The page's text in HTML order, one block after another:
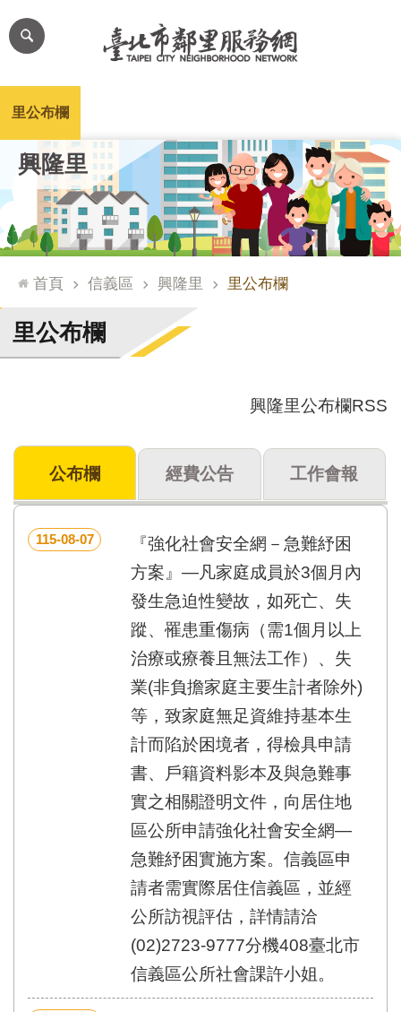
跳到主要內容區塊
尋
網
站
台
通
臺
北
市
牌
檢
系
興隆里
里公布欄
首頁 信義區 興隆里 里公布欄
里公布欄
興隆里公布欄RSS
公布欄 經費公告 工作會報
115-08-07
『強化社會安全網－急難紓困
方案』—凡家庭成員於3個月內
發生急迫性變故，如死亡、失
蹤、罹患重傷病（需1個月以上
治療或療養且無法工作）、失
業(非負擔家庭主要生計者除外)
等，致家庭無足資維持基本生
計而陷於困境者，得檢具申請
書、戶籍資料影本及與急難事
實之相關證明文件，向居住地
區公所申請強化社會安全網—
急難紓困實施方案。信義區申
請者需實際居住信義區，並經
公所訪視評估，詳情請洽
(02)2723-9777分機408臺北市
信義區公所社會課許小姐。